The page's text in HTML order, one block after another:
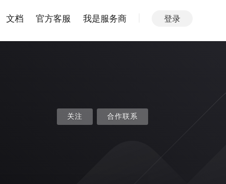
文档 官方客服 我是服务商 登录
关注 合作联系